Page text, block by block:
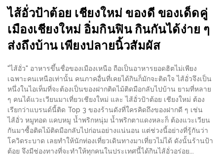
ต้อง
มา
พบ
สินค้า
เรื่อง
บ้าน
คุ้ม
ครบ
จบ
ที่
เดียว
ไส้อั่วป้าต้อย เชียงใหม่ ของดี ของเด็ดคู่
เมืองเชียงใหม่ อิ่มกินฟิน กินกันได้ง่าย ๆ
ส่งถึงบ้าน เพียงปลายนิ้วสัมผัส
"ไส้อั่ว" อาหารขึ้นชื่อของเมืองเหนือ ถือเป็นอาหารยอดฮิตไม่เพียง
เฉพาะคนเหนือเท่านั้น คนภาคอื่นที่เคยได้กินก็มักจะติดใจ ไส้อั่วจึงเป็น
หนึ่งในไอเท็มที่จะต้องเป็นของฝากติดไม้ติดมือกลับไปบ้าน ยามที่หลาย
ๆ คนได้แวะเวียนมาเที่ยวเชียงใหม่ และ ไส้อั่วป้าต้อย เชียงใหม่ ต้อง
เรียกว่าแบรนด์นี้ติด Top 3 ของร้านดังที่ใครคิดถึงของฝากดี ๆ เช่น
ไส้อั่ว หมูทอด แคบหมู น้ำพริกหนุ่ม น้ำพริกตาแดงหละก็ ต้องแวะเวียน
กันมาซื้อติดไม้ติดมือกลับไปก่อนอย่างแน่นอน แต่ช่วงนี้อย่างที่รู้กันว่า
โควิดระบาด เลยทำให้นักท่องเที่ยวเดินทางมาเที่ยวไม่ได้ ดังนั้นร้านป้า
ต้อย จึงมีช่องทางที่จะทำให้ทุกคนในประเทศนี้ได้กินไส้อั่วอร่อย...